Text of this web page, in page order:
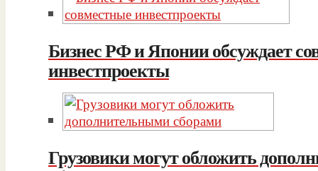
Бизнес РФ и Японии обсуждает
инвестпроекты
Грузовики могут обложить